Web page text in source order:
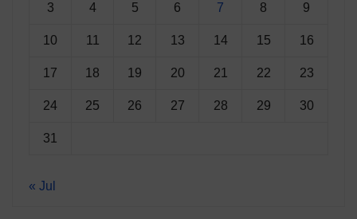
3 4 5 6 7 8 9
10 11 12 13 14 15 16
17 18 19 20 21 22 23
24 25 26 27 28 29 30
31
« Jul